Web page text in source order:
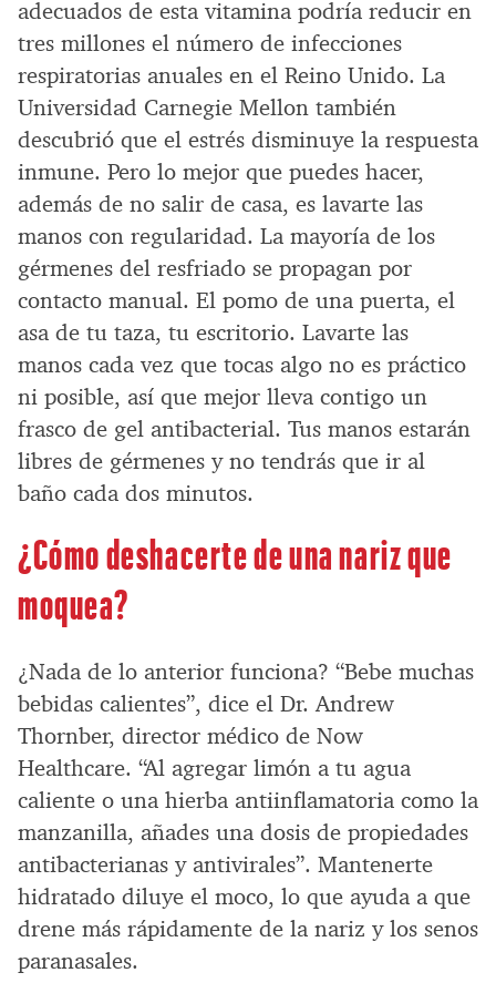
adecuados de esta vitamina podría reducir en
tres millones el número de infecciones
respiratorias anuales en el Reino Unido. La
Universidad Carnegie Mellon también
descubrió que el estrés disminuye la respuesta
inmune. Pero lo mejor que puedes hacer,
además de no salir de casa, es lavarte las
manos con regularidad. La mayoría de los
gérmenes del resfriado se propagan por
contacto manual. El pomo de una puerta, el
asa de tu taza, tu escritorio. Lavarte las
manos cada vez que tocas algo no es práctico
ni posible, así que mejor lleva contigo un
frasco de gel antibacterial. Tus manos estarán
libres de gérmenes y no tendrás que ir al
baño cada dos minutos.
¿Cómo deshacerte de una nariz que
moquea?
¿Nada de lo anterior funciona? “Bebe muchas
bebidas calientes”, dice el Dr. Andrew
Thornber, director médico de Now
Healthcare. “Al agregar limón a tu agua
caliente o una hierba antiinflamatoria como la
manzanilla, añades una dosis de propiedades
antibacterianas y antivirales”. Mantenerte
hidratado diluye el moco, lo que ayuda a que
drene más rápidamente de la nariz y los senos
paranasales.